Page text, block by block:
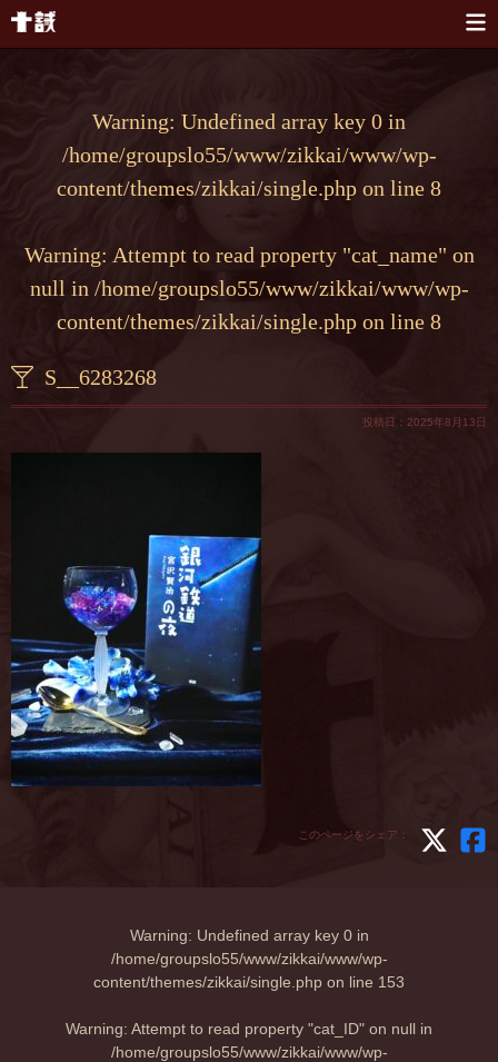
Warning: Undefined array key 0 in
/home/groupslo55/www/zikkai/www/wp-
content/themes/zikkai/single.php on line 8
Warning: Attempt to read property "cat_name" on
null in /home/groupslo55/www/zikkai/www/wp-
content/themes/zikkai/single.php on line 8
S__6283268
投稿日：2025年8月13日
このページをシェア：
Warning: Undefined array key 0 in
/home/groupslo55/www/zikkai/www/wp-
content/themes/zikkai/single.php on line 153
Warning: Attempt to read property "cat_ID" on null in
/home/groupslo55/www/zikkai/www/wp-